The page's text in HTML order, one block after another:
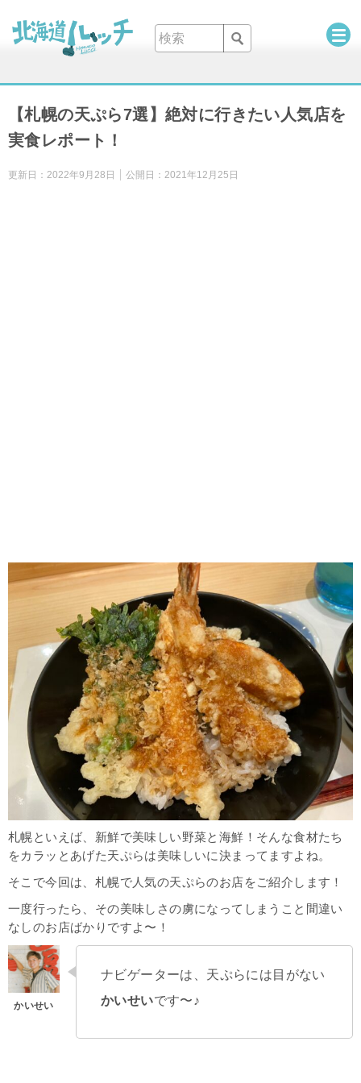
【札幌の天ぷら7選】絶対に行きたい人気店を
実食レポート！
更新日： 2022年9月28日 公開日： 2021年12月25日
札幌といえば、新鮮で美味しい野菜と海鮮！そんな食材たち
をカラッとあげた天ぷらは美味しいに決まってますよね。
そこで今回は、札幌で人気の天ぷらのお店をご紹介します！
一度行ったら、その美味しさの虜になってしまうこと間違い
なしのお店ばかりですよ〜！
ナビゲーターは、天ぷらには目がない
かいせいです〜♪